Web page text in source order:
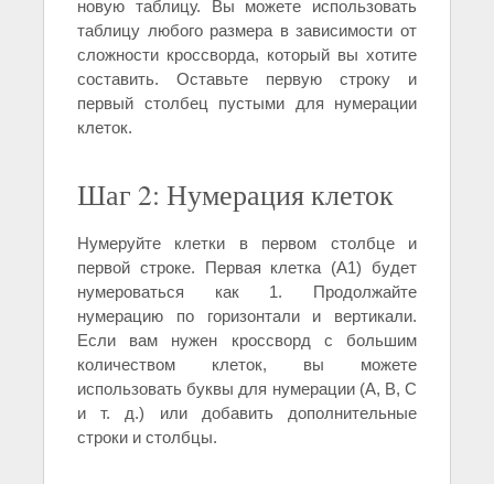
новую таблицу. Вы можете использовать
таблицу любого размера в зависимости от
сложности кроссворда, который вы хотите
составить. Оставьте первую строку и
первый столбец пустыми для нумерации
клеток.
Шаг 2: Нумерация клеток
Нумеруйте клетки в первом столбце и
первой строке. Первая клетка (A1) будет
нумероваться как 1. Продолжайте
нумерацию по горизонтали и вертикали.
Если вам нужен кроссворд с большим
количеством клеток, вы можете
использовать буквы для нумерации (A, B, C
и т. д.) или добавить дополнительные
строки и столбцы.